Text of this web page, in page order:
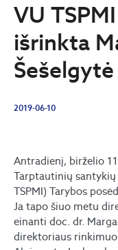
VU
išrinkta
Šešelgytė
2019-06-10
Antradienį, birželio
Tarptautinių
TSPMI) Tarybos
Ja tapo šiuo metu
einanti doc. dr.
direktoriaus